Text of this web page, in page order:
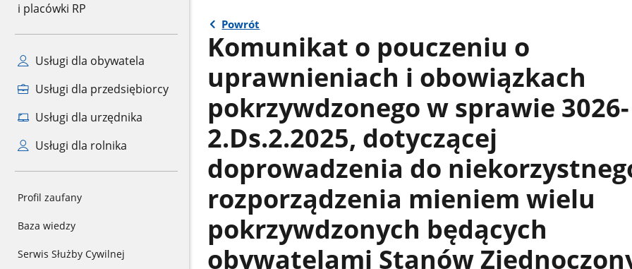
i placówki RP
Usługi dla obywatela
Usługi dla przedsiębiorcy
Usługi dla urzędnika
Usługi dla rolnika
Profil zaufany
Baza wiedzy
Serwis Służby Cywilnej
Powrót
Komunikat o pouczeniu o
uprawnieniach i obowiązkach
pokrzywdzonego w sprawie 3026-
2.Ds.2.2025, dotyczącej
doprowadzenia do
rozporządzenia mieniem wielu
pokrzywdzonych będących
obywatelami Stanów